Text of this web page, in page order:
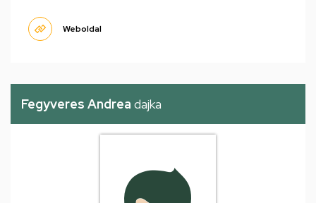
Weboldal
Fegyveres Andrea dajka